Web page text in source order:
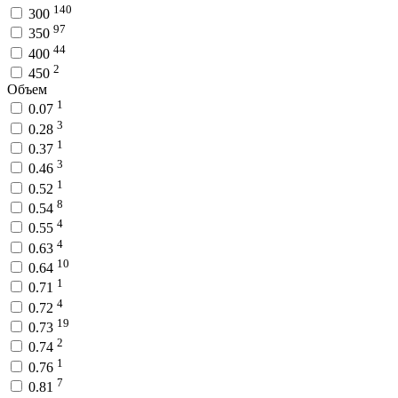
300 140
350 97
400 44
450 2
Объем
0.07 1
0.28 3
0.37 1
0.46 3
0.52 1
0.54 8
0.55 4
0.63 4
0.64 10
0.71 1
0.72 4
0.73 19
0.74 2
0.76 1
0.81 7